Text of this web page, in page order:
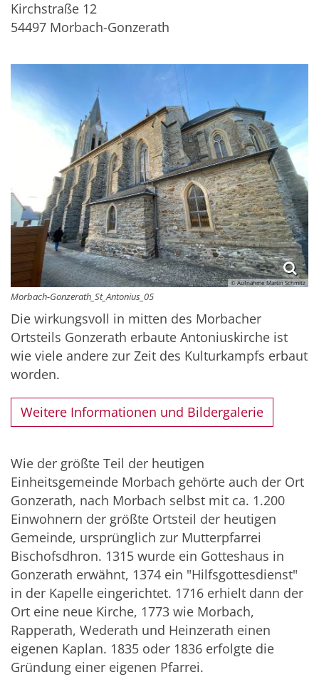
Kirchstraße 12
54497 Morbach-Gonzerath
© Aufnahme Martin Schmitz
Morbach-Gonzerath_St_Antonius_05
Die wirkungsvoll in mitten des Morbacher
Ortsteils Gonzerath erbaute Antoniuskirche ist
wie viele andere zur Zeit des Kulturkampfs erbaut
worden.
Weitere Informationen und Bildergalerie
Wie der größte Teil der heutigen
Einheitsgemeinde Morbach gehörte auch der Ort
Gonzerath, nach Morbach selbst mit ca. 1.200
Einwohnern der größte Ortsteil der heutigen
Gemeinde, ursprünglich zur Mutterpfarrei
Bischofsdhron. 1315 wurde ein Gotteshaus in
Gonzerath erwähnt, 1374 ein "Hilfsgottesdienst"
in der Kapelle eingerichtet. 1716 erhielt dann der
Ort eine neue Kirche, 1773 wie Morbach,
Rapperath, Wederath und Heinzerath einen
eigenen Kaplan. 1835 oder 1836 erfolgte die
Gründung einer eigenen Pfarrei.